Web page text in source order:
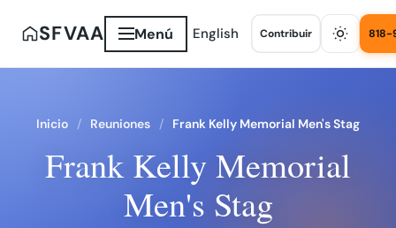
SFVAA Menú English Contribuir 818-
Inicio Reuniones Frank Kelly Memorial Men's Stag
Frank Kelly Memorial
Men's Stag